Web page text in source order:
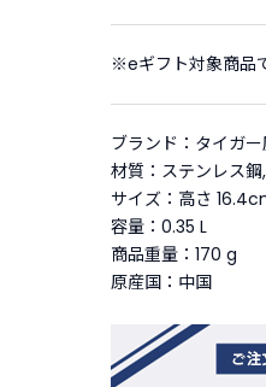
※eギフト対象商品
ブランド：タイガ
材質：ステンレス
サイズ：高さ
容量：0.35 L
商品重量：170 g
原産国：中国